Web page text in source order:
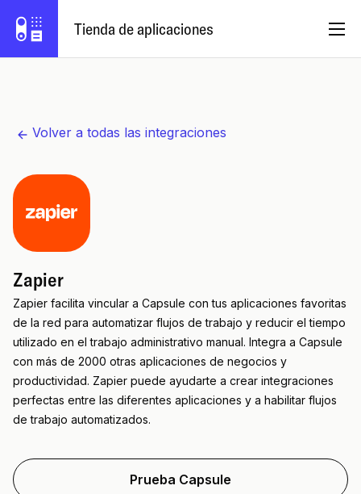
Tienda de aplicaciones
Iniciar sesión
Volver a todas las integraciones
Zapier
Zapier facilita vincular a Capsule con tus aplicaciones favoritas
de la red para automatizar flujos de trabajo y reducir el tiempo
utilizado en el trabajo administrativo manual. Integra a Capsule
con más de 2000 otras aplicaciones de negocios y
productividad. Zapier puede ayudarte a crear integraciones
perfectas entre las diferentes aplicaciones y a habilitar flujos
de trabajo automatizados.
Prueba Capsule